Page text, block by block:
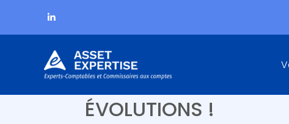
Aller
au
RETRAITE DES
ÉVOLUTIONS !